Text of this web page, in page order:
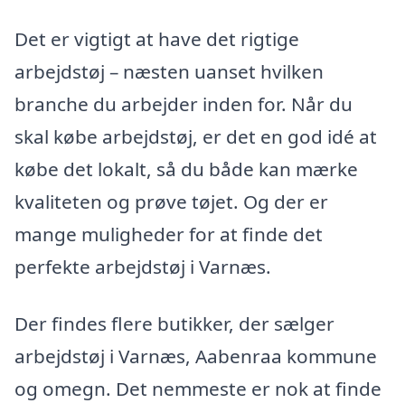
Det er vigtigt at have det rigtige
arbejdstøj – næsten uanset hvilken
branche du arbejder inden for. Når du
skal købe arbejdstøj, er det en god idé at
købe det lokalt, så du både kan mærke
kvaliteten og prøve tøjet. Og der er
mange muligheder for at finde det
perfekte arbejdstøj i Varnæs.
Der findes flere butikker, der sælger
arbejdstøj i Varnæs, Aabenraa kommune
og omegn. Det nemmeste er nok at finde